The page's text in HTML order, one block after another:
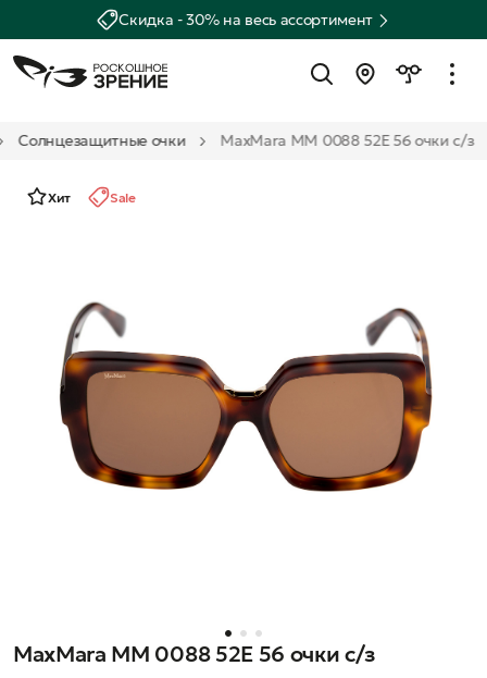
Скидка - 30% на весь ассортимент
Солнцезащитные очки MaxMara MM 0088 52E 56 очки с/з
Хит Sale
MaxMara MM 0088 52E 56 очки с/з